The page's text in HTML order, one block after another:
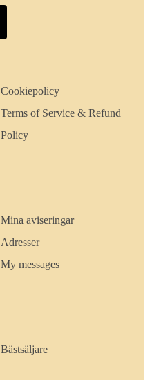
Cookiepolicy
Terms of Service & Refund
Policy
Mina aviseringar
Adresser
My messages
Bästsäljare